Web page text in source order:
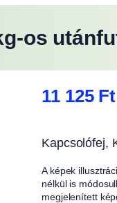
os
11 125 Ft
Kapcsolófej,
A képek
nélkül is
megjelenített